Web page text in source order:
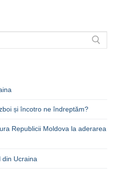
și încotro ne îndreptăm?
Republicii Moldova la aderarea
Ucraina